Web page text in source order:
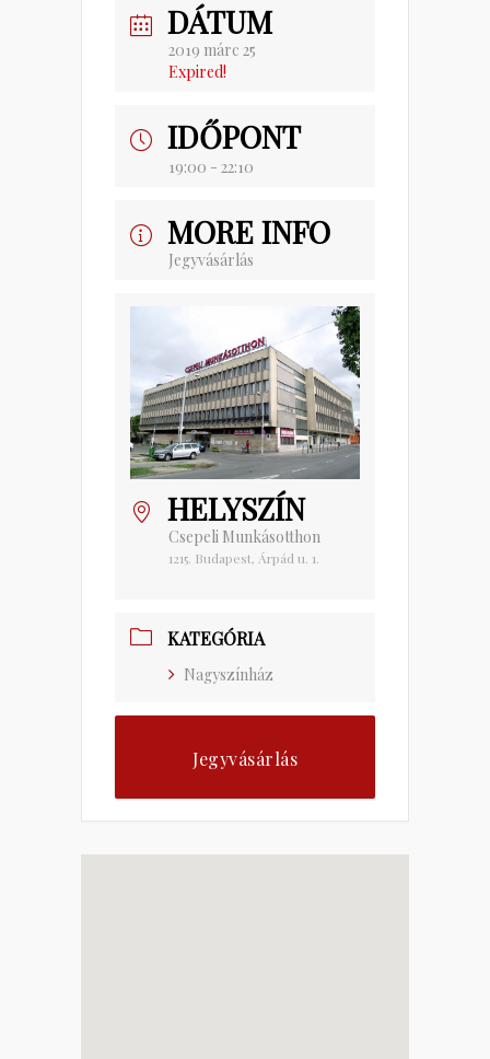
DÁTUM
2019 márc 25
Expired!
IDŐPONT
19:00 - 22:10
MORE INFO
Jegyvásárlás
HELYSZÍN
Csepeli Munkásotthon
1215. Budapest, Árpád u. 1.
KATEGÓRIA
Nagyszínház
Jegyvásárlás